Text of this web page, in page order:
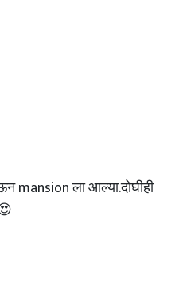
mansion ला आल्या.दोघीही